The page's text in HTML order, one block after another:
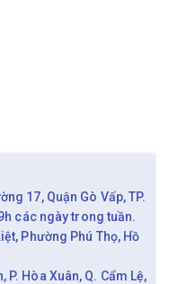
17, Quận Gò Vấp, TP.
các ngày trong tuần.
Phường Phú Thọ, Hồ
Hòa Xuân, Q. Cẩm Lệ,